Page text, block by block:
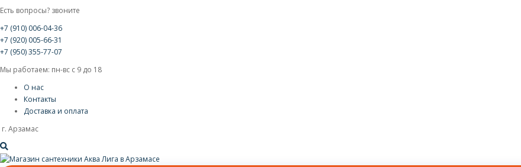
Есть вопросы? звоните
+7 (910) 006-04-36
+7 (920) 005-66-31
+7 (950) 355-77-07
Мы работаем: пн-вс с 9 до 18
О нас
Контакты
Доставка и оплата
г. Арзамас